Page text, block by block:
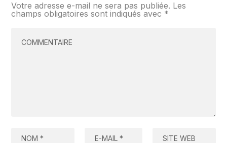
Votre adresse e-mail ne sera pas publiée. Les
champs obligatoires sont indiqués avec *